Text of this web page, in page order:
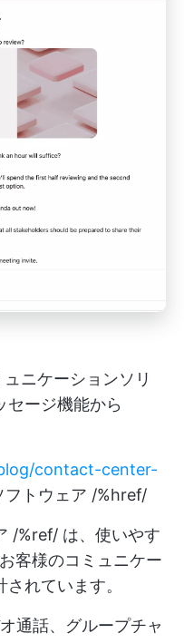
ニケーションソリ
セージ機能から
contact-center-
フトウェア /%href/
/%ref/ は、使いやす
客様のコミュニケー
れています。
通話、グループチャ